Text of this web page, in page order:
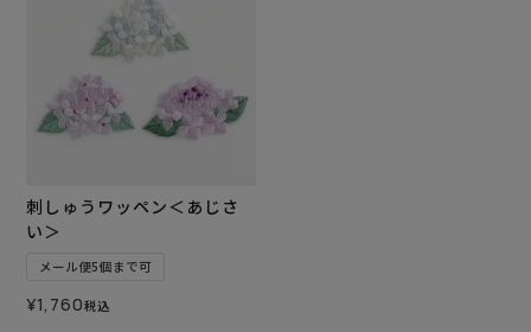
刺しゅうワッペン＜あじさ
い＞
メール便5個まで可
¥1,760税込